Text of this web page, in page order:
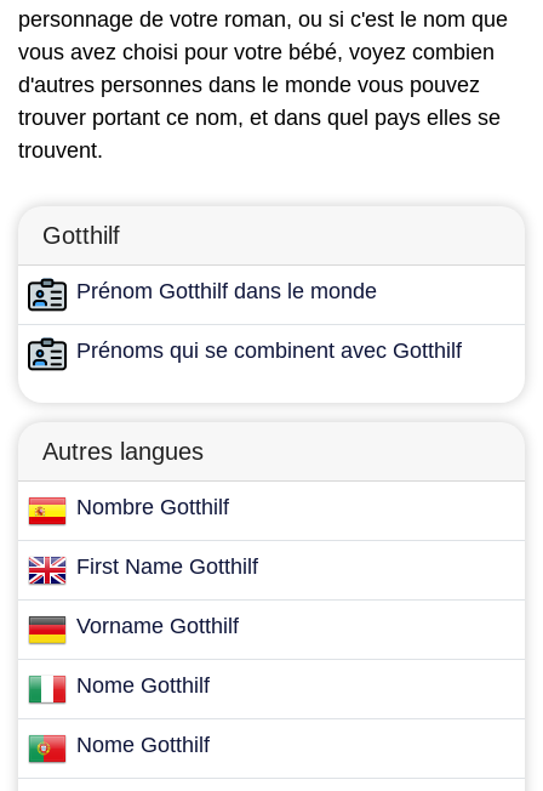
personnage de votre roman, ou si c'est le nom que
vous avez choisi pour votre bébé, voyez combien
d'autres personnes dans le monde vous pouvez
trouver portant ce nom, et dans quel pays elles se
trouvent.
Gotthilf
Prénom Gotthilf dans le monde
Prénoms qui se combinent avec Gotthilf
Autres langues
Nombre Gotthilf
First Name Gotthilf
Vorname Gotthilf
Nome Gotthilf
Nome Gotthilf